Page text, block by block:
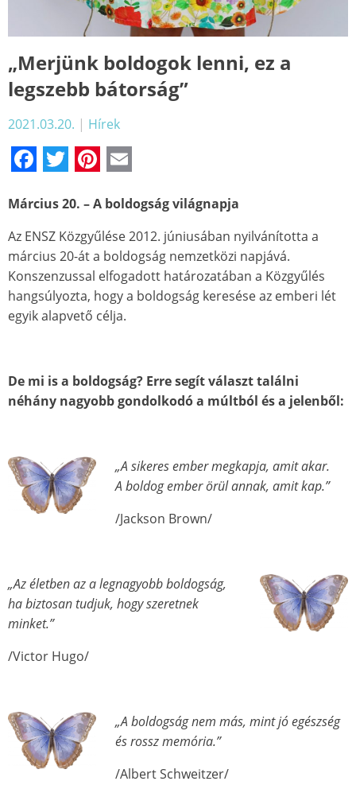
„Merjünk boldogok lenni, ez a
legszebb bátorság”
2021.03.20. | Hírek
Facebook
TwitterPinterest
Március 20. – A boldogság világnapja
Az ENSZ Közgyűlése 2012. júniusában nyilvánította a
március 20-át a boldogság nemzetközi napjává.
Konszenzussal elfogadott határozatában a Közgyűlés
hangsúlyozta, hogy a boldogság keresése az emberi lét
egyik alapvető célja.
De mi is a boldogság? Erre segít választ találni
néhány nagyobb gondolkodó a múltból és a jelenből:
„A sikeres ember megkapja, amit akar.
A boldog ember örül annak, amit kap.”
/Jackson Brown/
„Az életben az a legnagyobb boldogság,
ha biztosan tudjuk, hogy szeretnek
minket.”
/Victor Hugo/
„A boldogság nem más, mint jó egészség
és rossz memória.”
/Albert Schweitzer/